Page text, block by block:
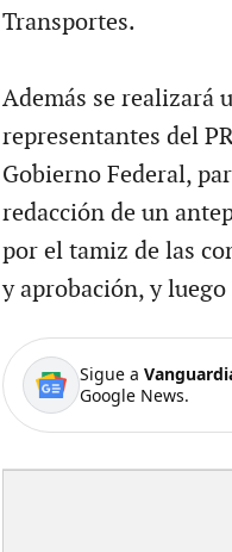
Transportes.
Además se realizará
representantes del
Gobierno Federal,
redacción de un
por el tamiz de las
y aprobación, y
Sigue a
Google News.